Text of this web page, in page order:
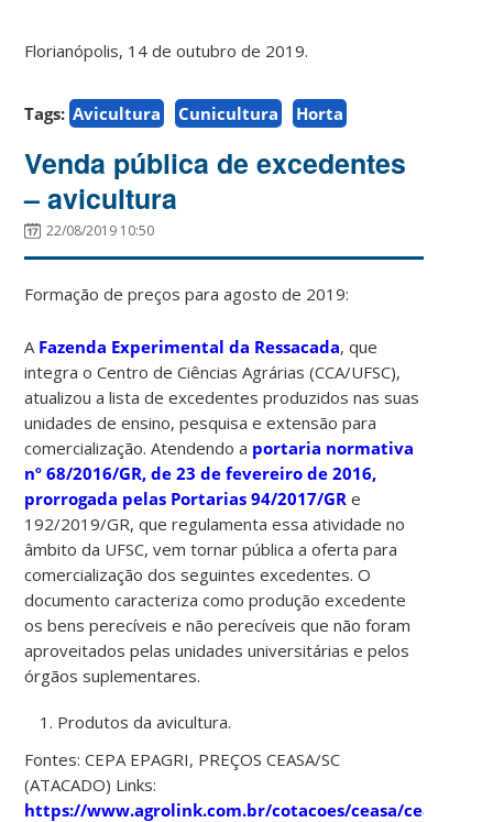
Florianópolis, 14 de outubro de 2019.
Tags: Avicultura Cunicultura Horta
Venda pública de excedentes
– avicultura
22/08/2019 10:50
Formação de preços para agosto de 2019:
A Fazenda Experimental da Ressacada, que
integra o Centro de Ciências Agrárias (CCA/UFSC),
atualizou a lista de excedentes produzidos nas suas
unidades de ensino, pesquisa e extensão para
comercialização. Atendendo a portaria normativa
nº 68/2016/GR, de 23 de fevereiro de 2016,
prorrogada pelas Portarias 94/2017/GR e
192/2019/GR, que regulamenta essa atividade no
âmbito da UFSC, vem tornar pública a oferta para
comercialização dos seguintes excedentes. O
documento caracteriza como produção excedente
os bens perecíveis e não perecíveis que não foram
aproveitados pelas unidades universitárias e pelos
órgãos suplementares.
Produtos da avicultura.
Fontes: CEPA EPAGRI, PREÇOS CEASA/SC
(ATACADO) Links:
https://www.agrolink.com.br/cotacoes/ceasa/ceasa